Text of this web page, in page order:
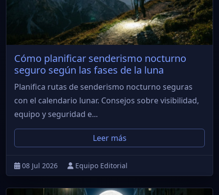
Cómo planificar senderismo nocturno
seguro según las fases de la luna
Planifica rutas de senderismo nocturno seguras
con el calendario lunar. Consejos sobre visibilidad,
equipo y seguridad e...
Leer más
08 Jul 2026 Equipo Editorial